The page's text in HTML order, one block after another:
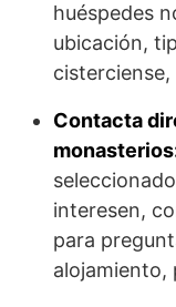
huéspedes
ubicación,
Contacta
interesen,
para
alojamiento,